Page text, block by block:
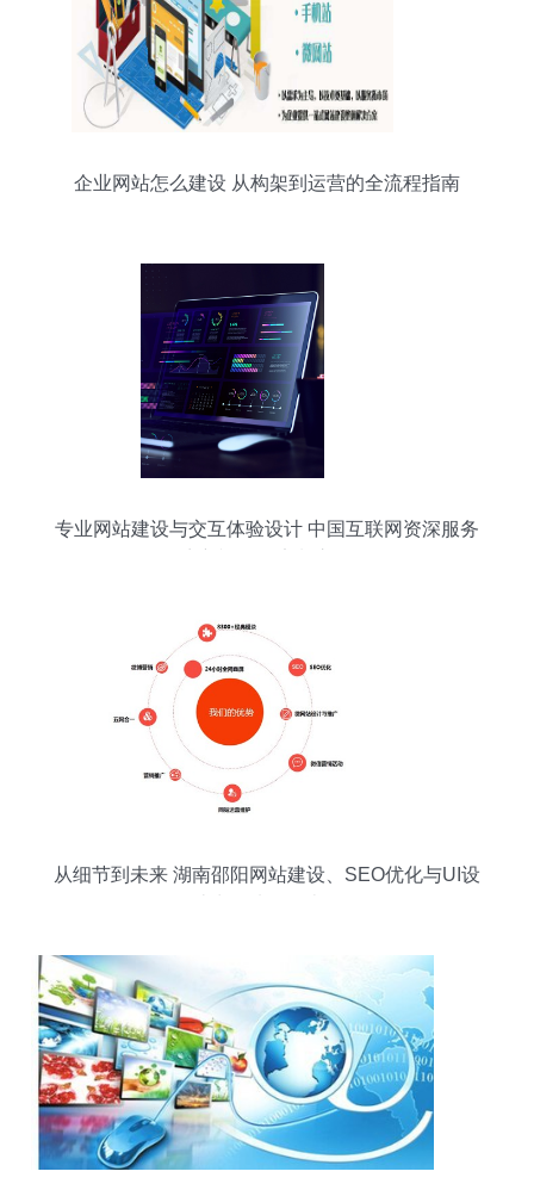
企业网站怎么建设 从构架到运营的全流程指南
专业网站建设与交互体验设计 中国互联网资深服务
从细节到未来 湖南邵阳网站建设、SEO优化与UI设